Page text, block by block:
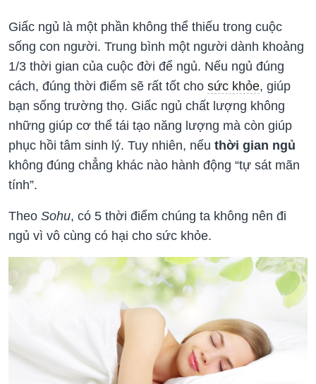
Giấc ngủ là một phần không thể thiếu trong cuộc
sống con người. Trung bình một người dành khoảng
1/3 thời gian của cuộc đời để ngủ. Nếu ngủ đúng
cách, đúng thời điểm sẽ rất tốt cho sức khỏe, giúp
bạn sống trường thọ. Giấc ngủ chất lượng không
những giúp cơ thể tái tạo năng lượng mà còn giúp
phục hồi tâm sinh lý. Tuy nhiên, nếu thời gian ngủ
không đúng chẳng khác nào hành động “tự sát mãn
tính”.
Theo Sohu, có 5 thời điểm chúng ta không nên đi
ngủ vì vô cùng có hại cho sức khỏe.